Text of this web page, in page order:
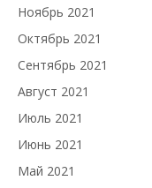
Ноябрь 2021
Октябрь 2021
Сентябрь 2021
Август 2021
Июль 2021
Июнь 2021
Май 2021